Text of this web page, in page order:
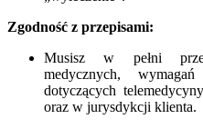
Zgodność z przepisami:
Musisz w pełni
medycznych,
dotyczących
oraz w jurysdykcji klienta.